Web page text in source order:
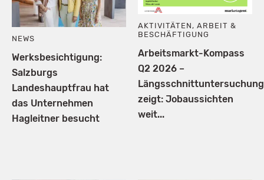
NEWS
Werksbesichtigung:
Salzburgs
Landeshauptfrau hat
das Unternehmen
Hagleitner besucht
AKTIVITÄTEN,ARBEIT &
BESCHÄFTIGUNG
Arbeitsmarkt-Kompass
Q2 2026 –
Längsschnittuntersuchung
zeigt: Jobaussichten
weit...